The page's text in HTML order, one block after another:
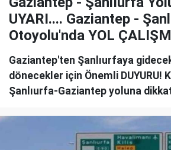
UYARI.... Gaziantep -
Otoyolu'nda YOL
Gaziantep'ten Şanlıurfaya
dönecekler için Önemli DUYURU!
Şanlıurfa-Gaziantep yoluna